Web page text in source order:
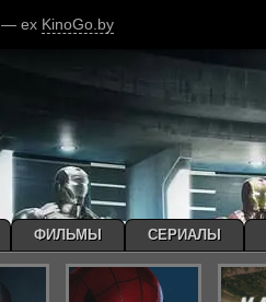
— ex KinoGo.by
ФИЛЬМЫ СЕРИАЛЫ